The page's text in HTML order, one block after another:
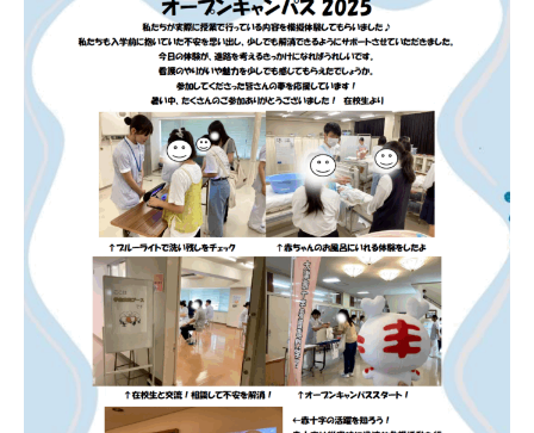
基本情報
卒業後の進路
学校評価
高等教育の修学支援制度
学生生活
キャンパスライフ
在学生の声
卒業生の声
施設紹介